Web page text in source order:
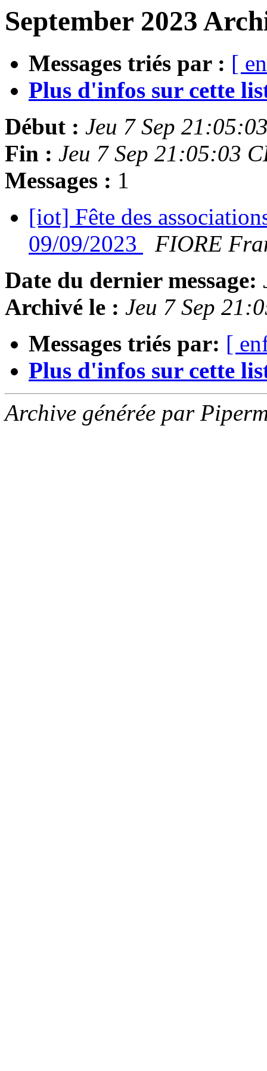
September 2023
Messages triés par : [
Plus d'infos sur cette
Début : Jeu 7 Sep
Fin : Jeu 7 Sep 21:05:03
Messages : 1
[iot] Fête des
09/09/2023
FIORE
Date du dernier message:
Archivé le : Jeu 7 Sep
Messages triés par: [
Plus d'infos sur cette
Archive générée par